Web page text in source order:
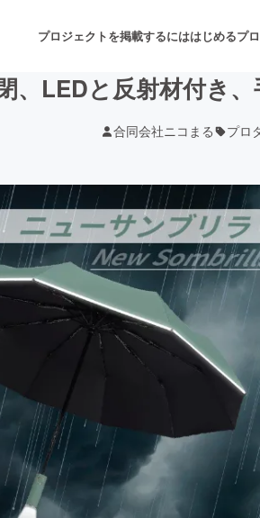
プロジェクトを掲載するにははじめるプ
音楽
ゲーム・サービス開発
書籍・雑誌出版
CAMPFIRE for Social Good
CAMPFIREふるさと納税
machi-ya
、LEDと反射材付き
合同会社ニコまる プロ